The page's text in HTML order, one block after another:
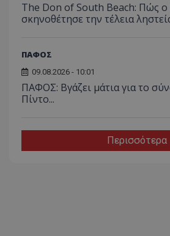
The Don of South Beach: Πώς ο
σκηνοθέτησε την τέλεια
ΠΑΦΟΣ
09.08.2026 - 10:01
ΠΑΦΟΣ: Βγάζει μάτια για το
Πίντο...
Περισσότερα